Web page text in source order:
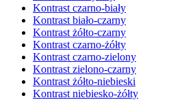
Kontrast czarno-biały
Kontrast biało-czarny
Kontrast żółto-czarny
Kontrast czarno-żółty
Kontrast czarno-zielony
Kontrast zielono-czarny
Kontrast żółto-niebieski
Kontrast niebiesko-żółty